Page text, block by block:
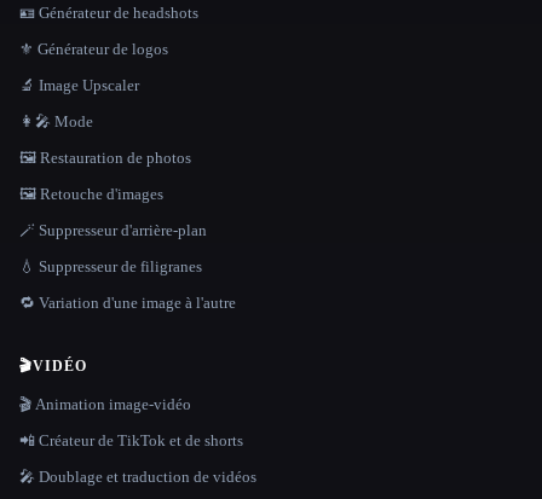
🪪 Générateur de headshots
⚜️ Générateur de logos
🔬 Image Upscaler
👩‍🎤 Mode
🖼️ Restauration de photos
🖼️ Retouche d'images
🪄 Suppresseur d'arrière-plan
💧 Suppresseur de filigranes
🔁 Variation d'une image à l'autre
🎬VIDÉO
🎬 Animation image-vidéo
📲 Créateur de TikTok et de shorts
🎤 Doublage et traduction de vidéos